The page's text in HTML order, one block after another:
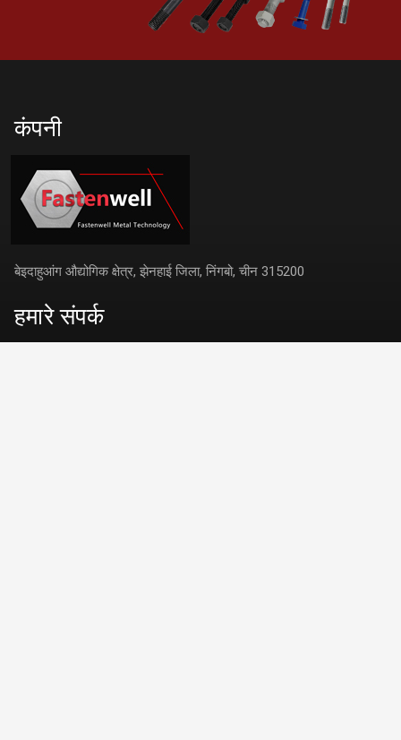
कंपनी
बेइदाहुआंग औद्योगिक क्षेत्र, झेनहाई जिला, निंगबो, चीन 315200
हमारे संपर्क